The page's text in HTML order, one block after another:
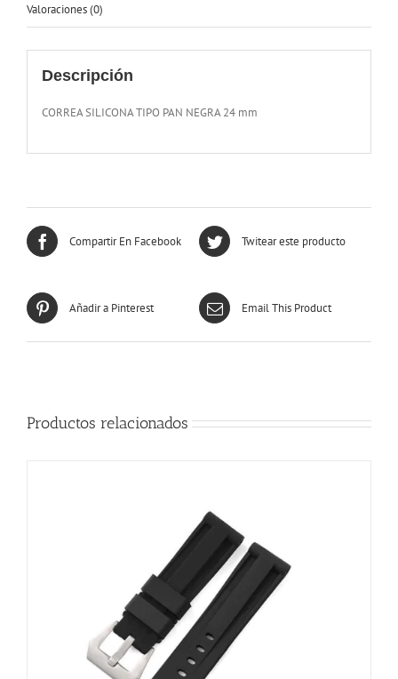
Valoraciones (0)
Descripción
CORREA SILICONA TIPO PAN NEGRA 24 mm
Compartir En Facebook Twitear este producto
Añadir a Pinterest Email This Product
Productos relacionados